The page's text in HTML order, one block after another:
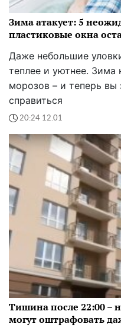
Зима атакует: 5
пластиковые окна
Даже небольшие
теплее и уютнее. Зима
морозов – и теперь вы
справиться
20:24 12.01
Тишина после 22:00 –
могут оштрафовать